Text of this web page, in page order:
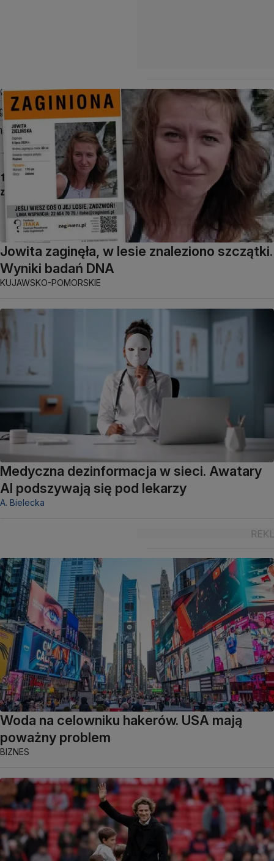
Jowita zaginęła, w lesie znaleziono szczątki.
Wyniki badań DNA
KUJAWSKO-POMORSKIE
Medyczna dezinformacja w sieci. Awatary
AI podszywają się pod lekarzy
A. Bielecka
Woda na celowniku hakerów. USA mają
poważny problem
BIZNES